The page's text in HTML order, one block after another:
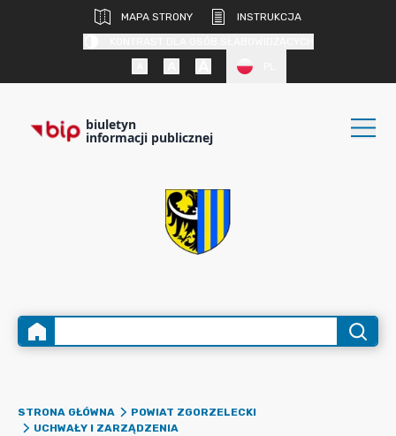
MAPA STRONY
INSTRUKCJA
biuletyn
informacji publicznej
STRONA GŁÓWNA
POWIAT ZGORZELECKI
UCHWAŁY I ZARZĄDZENIA